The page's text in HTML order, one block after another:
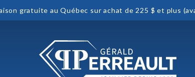
gratuite au Québec sur achat de 225 $ et plus